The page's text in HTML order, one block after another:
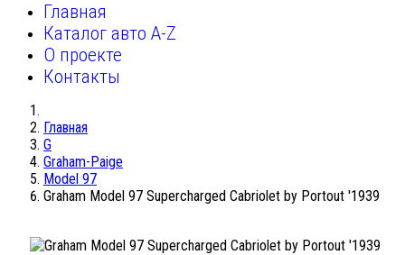
Главная
Каталог авто A-Z
О проекте
Контакты
Главная
G
Graham-Paige
Model 97
Graham Model 97 Supercharged Cabriolet by Portout '1939